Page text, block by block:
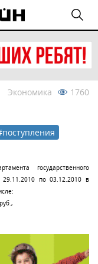
Экономика 1760
государственного
по 03.12.2010 в